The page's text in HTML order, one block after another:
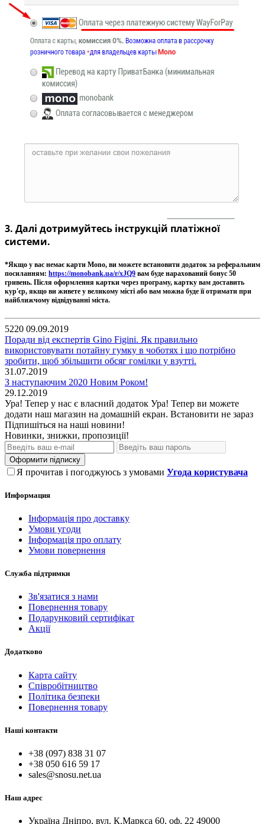
3. Далі дотримуйтесь інструкцій платіжної
системи.
*Якщо у вас немає карти Mono, ви можете встановити додаток за реферальним
посиланням: https://monobank.ua/r/xJQ9 вам буде нарахований бонус 50
гривень. Після оформлення картки через програму, картку вам доставить
кур'єр, якщо ви живете у великому місті або вам можна буде її отримати при
найближчому відвідуванні міста.
5220 09.09.2019
Поради від експертів Gino Figini. Як правильно
використовувати потайну гумку в чоботях і що потрібно
зробити, щоб збільшити обсяг гомілки у взутті.
31.07.2019
З наступаючим 2020 Новим Роком!
29.12.2019
Ура! Тепер у нас є власний додаток Ура! Тепер ви можете
додати наш магазин на домашній екран. Встановити не зараз
Підпишіться на наші новини!
Новинки, знижки, пропозиції!
Оформити підписку
Я прочитав і погоджуюсь з умовами Угода користувача
Информация
Інформація про доставку
Умови угоди
Інформація про оплату
Умови повернення
Служба підтримки
Зв'язатися з нами
Повернення товару
Подарунковий сертифікат
Акції
Додатково
Карта сайту
Співробітництво
Політика безпеки
Повернення товару
Наші контакти
+38 (097) 838 31 07
+38 050 616 59 17
sales@snosu.net.ua
Наш адрес
Україна Дніпро, вул. К.Маркса 60, оф. 22 49000